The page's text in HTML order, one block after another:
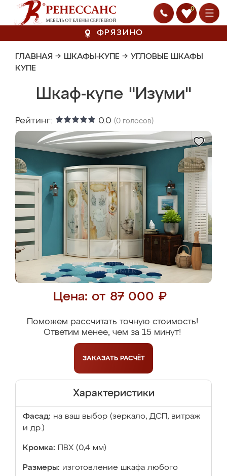
0
ФРЯЗИНО
ГЛАВНАЯ → ШКАФЫ-КУПЕ → УГЛОВЫЕ ШКАФЫ
КУПЕ
Шкаф-купе "Изуми"
Рейтинг: 0.0 (0 голосов)
Цена: от 87 000 ₽
Поможем рассчитать точную стоимость!
Ответим менее, чем за 15 минут!
ЗАКАЗАТЬ РАСЧЁТ
Характеристики
Фасад: на ваш выбор (зеркало, ДСП, витраж
и др.)
Кромка: ПВХ (0,4 мм)
Размеры: изготовление шкафа любого